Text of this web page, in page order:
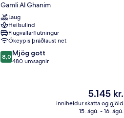
by
Millennium
Hotels
Gamli
Al
Ghanim
Gamli Al Ghanim
Laug
Heilsulind
Flugvallarflutningur
Ókeypis þráðlaust net
8.0
af
8,0 Mjög gott
480 umsagnir
Verðið
er
5.145 kr.
5.145 kr.
inniheldur skatta og gjöld
15. ágú. - 16. ágú.